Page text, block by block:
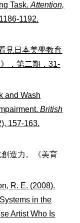
Task.Attention,
1192.
見日本美學教育
，第二期，31-
and Wash
British
157-163.
造力。《美育
R. E. (2008).
in the
Artist Who Is